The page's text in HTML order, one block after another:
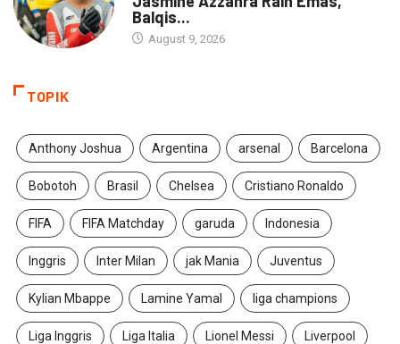
Balqis...
August 9, 2026
TOPIK
Anthony Joshua Argentina arsenal Barcelona
Bobotoh Brasil Chelsea Cristiano Ronaldo
FIFA FIFA Matchday garuda Indonesia
Inggris Inter Milan jak Mania Juventus
Kylian Mbappe Lamine Yamal liga champions
Liga Inggris Liga Italia Lionel Messi Liverpool